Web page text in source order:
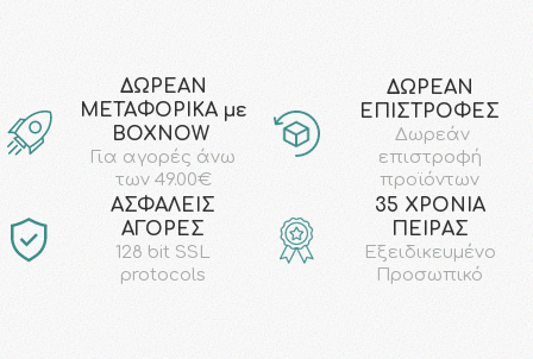
ΔΩΡΕΑΝ
ΜΕΤΑΦΟΡΙΚΑ με
ΒΟΧΝΟW
Για αγορές άνω
των 49.00€
ΔΩΡΕΑΝ
ΕΠΙΣΤΡΟΦΕΣ
Δωρεάν
επιστροφή
προϊόντων
AΣΦΑΛΕΙΣ
ΑΓΟΡΕΣ
128 bit SSL
protocols
35 ΧΡΟΝΙΑ
ΠΕΙΡΑΣ
Εξειδικευμένο
Προσωπικό